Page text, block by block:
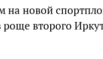
на новой
второго